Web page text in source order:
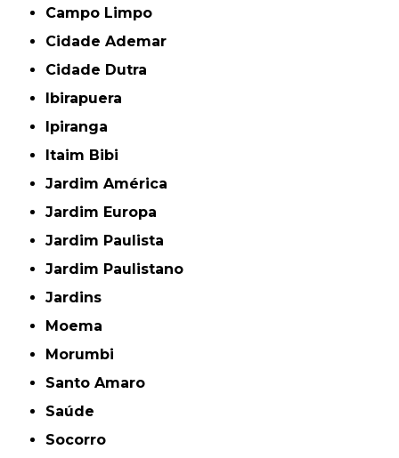
Campo Limpo
Cidade Ademar
Cidade Dutra
Ibirapuera
Ipiranga
Itaim Bibi
Jardim América
Jardim Europa
Jardim Paulista
Jardim Paulistano
Jardins
Moema
Morumbi
Santo Amaro
Saúde
Socorro